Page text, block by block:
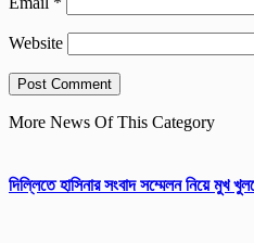
Website
More News Of This Category
দিল্লিতে হাসিনার সংবাদ সম্মেলন নিয়ে মুখ